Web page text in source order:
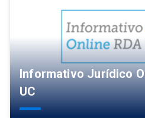
Informativo Jurídico
UC